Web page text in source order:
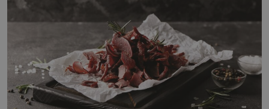
do toho dejte. A jaký že zázrak způsobí, že
vytvoříte takový lesk? Vlastně je to jednoduché.
Dort musíte před politím pár